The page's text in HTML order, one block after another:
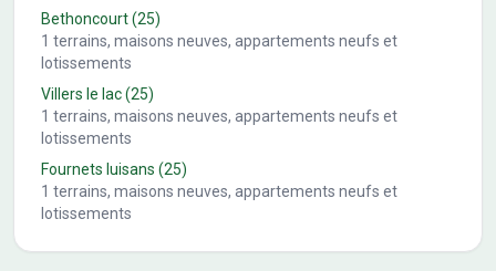
Bethoncourt(25)
1 terrains, maisons neuves, appartements neufs et
lotissements
Villers le lac(25)
1 terrains, maisons neuves, appartements neufs et
lotissements
Fournets luisans (25)
1 terrains, maisons neuves, appartements neufs et
lotissements